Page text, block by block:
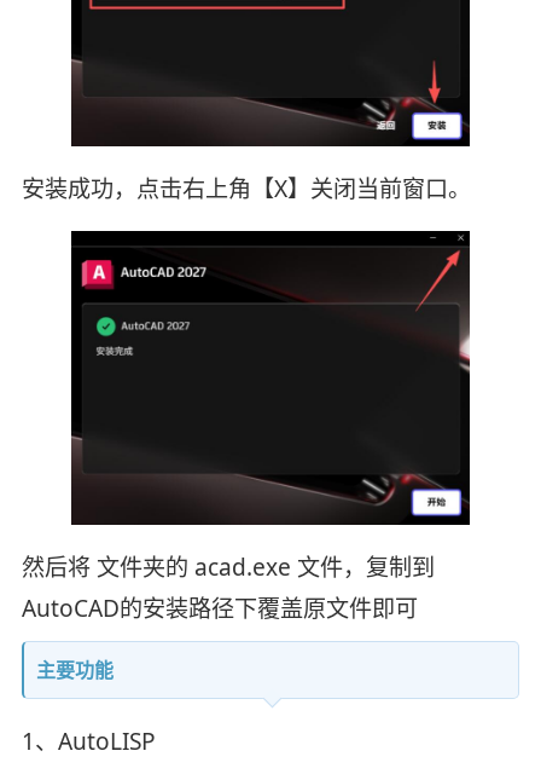
安装成功，点击右上角【X】关闭当前窗口。
然后将 文件夹的 acad.exe 文件，复制到
AutoCAD的安装路径下覆盖原文件即可
主要功能
1、AutoLISP